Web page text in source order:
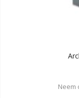
Neem